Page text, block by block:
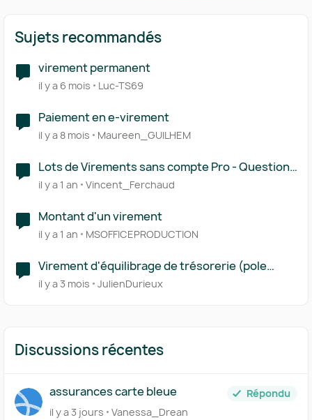
Sujets recommandés
virement permanent
il y a 6 mois Luc-TS69
Paiement en e-virement
il y a 8 mois Maureen_GUILHEM
Lots de Virements sans compte Pro - Questions
et Suggestions
il y a 1 an Vincent_Ferchaud
Montant d'un virement
il y a 1 an MSOFFICEPRODUCTION
Virement d'équilibrage de trésorerie (pole
bancaire)
il y a 3 mois JulienDurieux
Discussions récentes
assurances carte bleue
Répondu
il y a 3 jours
Vanessa_Drean